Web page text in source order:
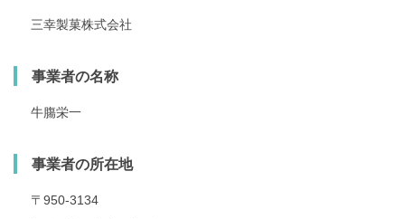
三幸製菓株式会社
事業者の名称
牛膓栄一
事業者の所在地
〒950-3134